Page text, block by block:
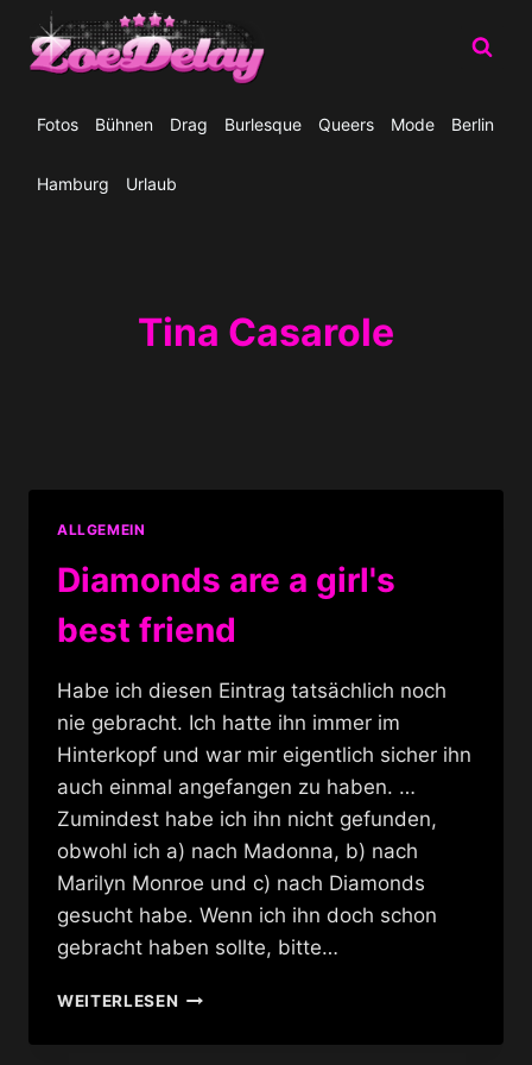
Inhalt
springen
Fotos Bühnen Drag Burlesque Queers Mode Berlin
Hamburg Urlaub
Tina Casarole
ALLGEMEIN
Diamonds are a girl's
best friend
Habe ich diesen Eintrag tatsächlich noch
nie gebracht. Ich hatte ihn immer im
Hinterkopf und war mir eigentlich sicher ihn
auch einmal angefangen zu haben. …
Zumindest habe ich ihn nicht gefunden,
obwohl ich a) nach Madonna, b) nach
Marilyn Monroe und c) nach Diamonds
gesucht habe. Wenn ich ihn doch schon
gebracht haben sollte, bitte…
WEITERLESENDIAMONDS
A